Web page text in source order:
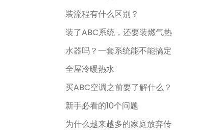
装流程有什么区别？
装了ABC系统，还要装燃气热
水器吗？一套系统能不能搞定
全屋冷暖热水
买ABC空调之前要了解什么？
新手必看的10个问题
为什么越来越多的家庭放弃传